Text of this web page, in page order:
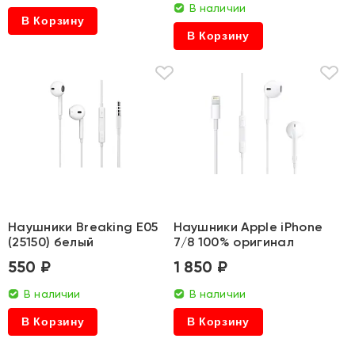
В Корзину
В наличии
В Корзину
Наушники Breaking E05
(25150) белый
550 ₽
В наличии
В Корзину
Наушники Apple iPhone
7/8 100% оригинал
1 850 ₽
В наличии
В Корзину